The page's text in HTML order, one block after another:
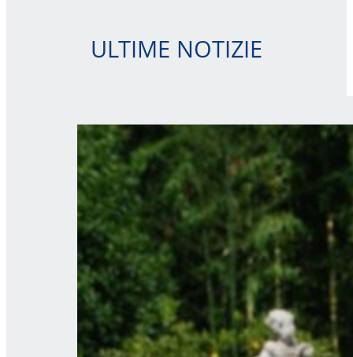
ULTIME NOTIZIE